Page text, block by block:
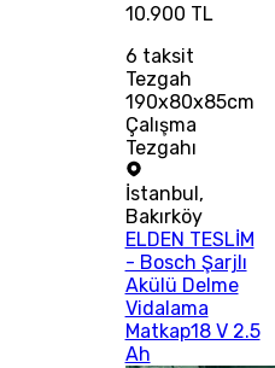
10.900 TL
6 taksit
Tezgah
190x80x85cm
Çalışma
Tezgahı
İstanbul ,
Bakırköy
ELDEN TESLİM
- Bosch Şarjlı
Akülü Delme
Vidalama
Matkap18 V 2.5
Ah